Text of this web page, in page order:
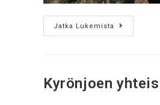
Jatka Lukemista
Kyrönjoen